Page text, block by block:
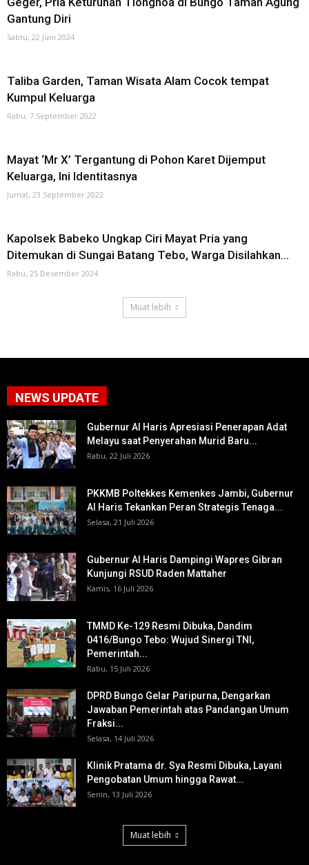
Gantung Diri
Sabtu, 22 Juni 2024
Taliba Garden, Taman Wisata Alam Cocok tempat
Kumpul Keluarga
Rabu, 7 September 2022
Mayat ‘Mr X’ Tergantung di Pohon Karet Dijemput
Keluarga, Ini Identitasnya
Jumat, 23 September 2022
Kapolsek Babeko Ungkap Ciri Mayat Pria yang
Ditemukan di Sungai Batang Tebo, Warga Disilahkan...
Rabu, 25 Desember 2024
Muat lebih
NEWS UPDATE
Gubernur Al Haris Apresiasi Penerapan Adat
Melayu saat Penyerahan Murid Baru...
Rabu, 22 Juli 2026
PKKMB Poltekkes Kemenkes Jambi, Gubernur
Al Haris Tekankan Peran Strategis Tenaga...
Selasa, 21 Juli 2026
Gubernur Al Haris Dampingi Wapres Gibran
Kunjungi RSUD Raden Mattaher
Kamis, 16 Juli 2026
TMMD Ke-129 Resmi Dibuka, Dandim
0416/Bungo Tebo: Wujud Sinergi TNI,
Pemerintah...
Rabu, 15 Juli 2026
DPRD Bungo Gelar Paripurna, Dengarkan
Jawaban Pemerintah atas Pandangan Umum
Fraksi...
Selasa, 14 Juli 2026
Klinik Pratama dr. Sya Resmi Dibuka, Layani
Pengobatan Umum hingga Rawat...
Senin, 13 Juli 2026
Muat lebih